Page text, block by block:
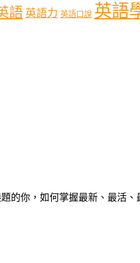
語 英語力 英語口說 英語
的你，如何掌握最新、最活